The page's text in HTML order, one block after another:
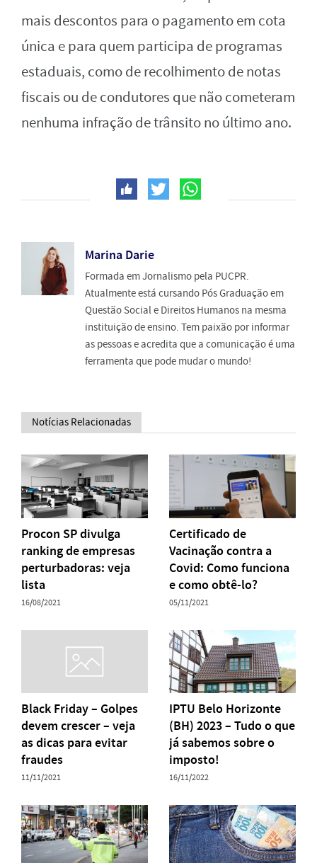
mais descontos para o pagamento em cota
única e para quem participa de programas
estaduais, como de recolhimento de notas
fiscais ou de condutores que não cometeram
nenhuma infração de trânsito no último ano.
Marina Darie
Formada em Jornalismo pela PUCPR.
Atualmente está cursando Pós Graduação em
Questão Social e Direitos Humanos na mesma
instituição de ensino. Tem paixão por informar
as pessoas e acredita que a comunicação é uma
ferramenta que pode mudar o mundo!
Notícias Relacionadas
Procon SP divulga
ranking de empresas
perturbadoras: veja
lista
16/08/2021
Certificado de
Vacinação contra a
Covid: Como funciona
e como obtê-lo?
05/11/2021
Black Friday – Golpes
devem crescer – veja
as dicas para evitar
fraudes
11/11/2021
IPTU Belo Horizonte
(BH) 2023 – Tudo o que
já sabemos sobre o
imposto!
16/11/2022